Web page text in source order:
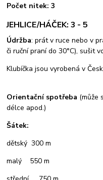
Počet nitek: 3
JEHLICE/HÁČEK: 3 - 5
Údržba: prát v ruce nebo v
či ruční praní do 30°C), sušit
Klubíčka jsou vyrobená v
Orientační spotřeba (může
délce apod.)
Šátek:
dětský 300 m
malý 550 m